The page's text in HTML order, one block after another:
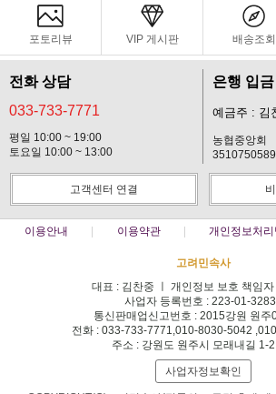
포토리뷰 VIP 게시판 배송조회
전화 상담
033-733-7771
평일 10:00 ~ 19:00
토요일 10:00 ~ 13:00
은행 입금
예금주 : 김
농협중앙회
고객센터 연결
이용안내 이용약관 개인정보처리
고려민속사
대표 : 김찬중 ㅣ 개인정보 보호 책임자
사업자 등록번호 : 223-01-
통신판매업신고번호 : 2015강원 원주
전화 : 033-733-7771,010-8030-5042
주소 : 강원도 원주시 모래내길 1-
사업자정보확인